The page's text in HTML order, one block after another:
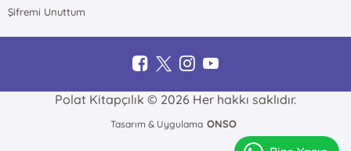
Şifremi Unuttum
Polat Kitapçılık © 2026 Her hakkı saklıdır.
Tasarım & Uygulama ONSO